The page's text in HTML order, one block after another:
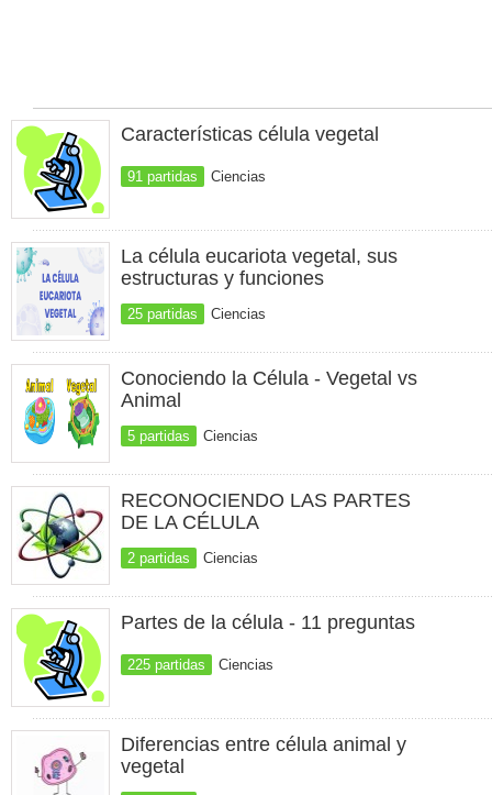
Características célula vegetal
91 partidas Ciencias
La célula eucariota vegetal, sus
estructuras y funciones
25 partidas Ciencias
Conociendo la Célula - Vegetal vs
Animal
5 partidas Ciencias
RECONOCIENDO LAS PARTES
DE LA CÉLULA
2 partidas Ciencias
Partes de la célula - 11 preguntas
225 partidas Ciencias
Diferencias entre célula animal y
vegetal